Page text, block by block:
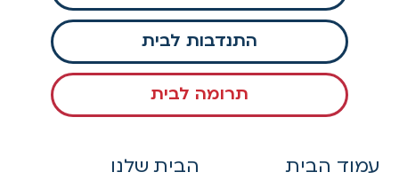
התנדבות לבית
תרומה לבית
עמוד הבית הבית שלנו